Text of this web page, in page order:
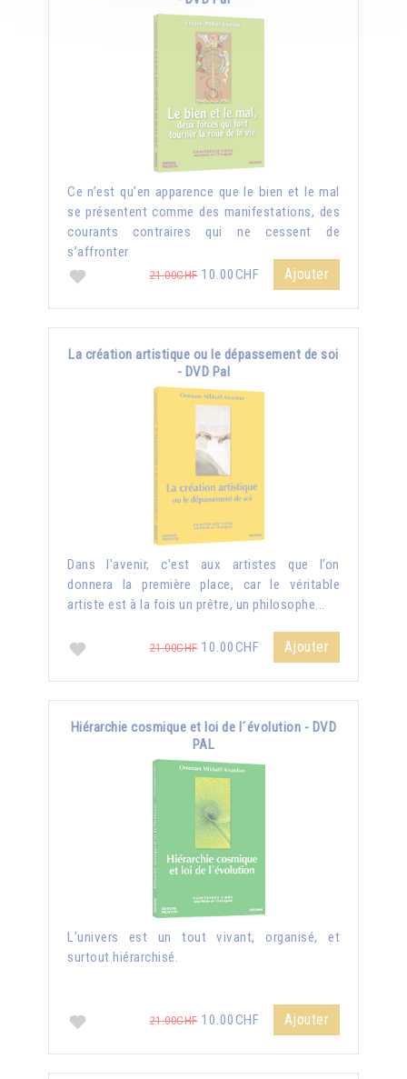
Ce n’est qu’en apparence que le bien et le mal
se présentent comme des manifestations, des
courants contraires qui ne cessent de
s’affronter
21.00CHF10.00CHF Ajouter
La création artistique ou le dépassement de soi
- DVD Pal
Dans l’avenir, c’est aux artistes que l’on
donnera la première place, car le véritable
artiste est à la fois un prêtre, un philosophe...
21.00CHF10.00CHF Ajouter
Hiérarchie cosmique et loi de l´évolution - DVD
PAL
L’univers est un tout vivant, organisé, et
surtout hiérarchisé.
21.00CHF10.00CHF Ajouter